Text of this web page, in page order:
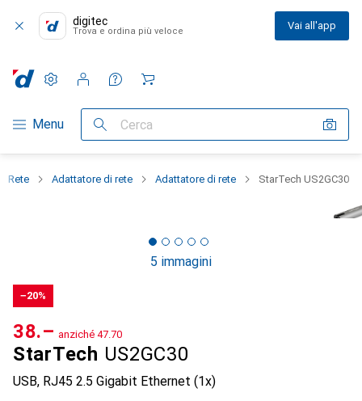
digitec
Trova e ordina più veloce Vai all'app
Categoria Navigazione
Menu Cerca
Impostazioni
Conto cliente
Liste di confronto
Liste dei desideri
Carrello
Rete Adattatore di rete Adattatore di rete StarTech US2GC30
5 immagini
−20%
StarTech US2GC30
USB, RJ45 2.5 Gigabit Ethernet (1x)
CHF
38.– anziché CHF
47.70